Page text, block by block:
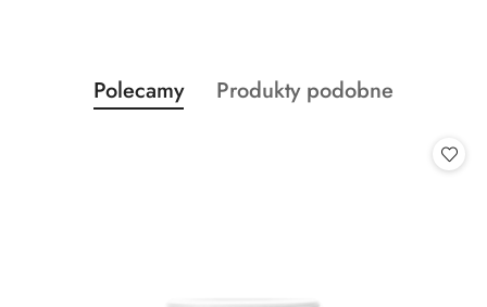
Pomiń karuzelę produktów
Produkty
o
Polecamy
Produkty
Produkty podobne